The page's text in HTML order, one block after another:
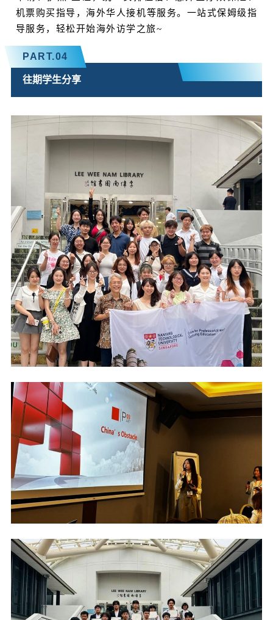
机票购买指导，海外华人接机等服务。一站式保姆级指
导服务，轻松开始海外访学之旅~
PART.04
往期学生分享